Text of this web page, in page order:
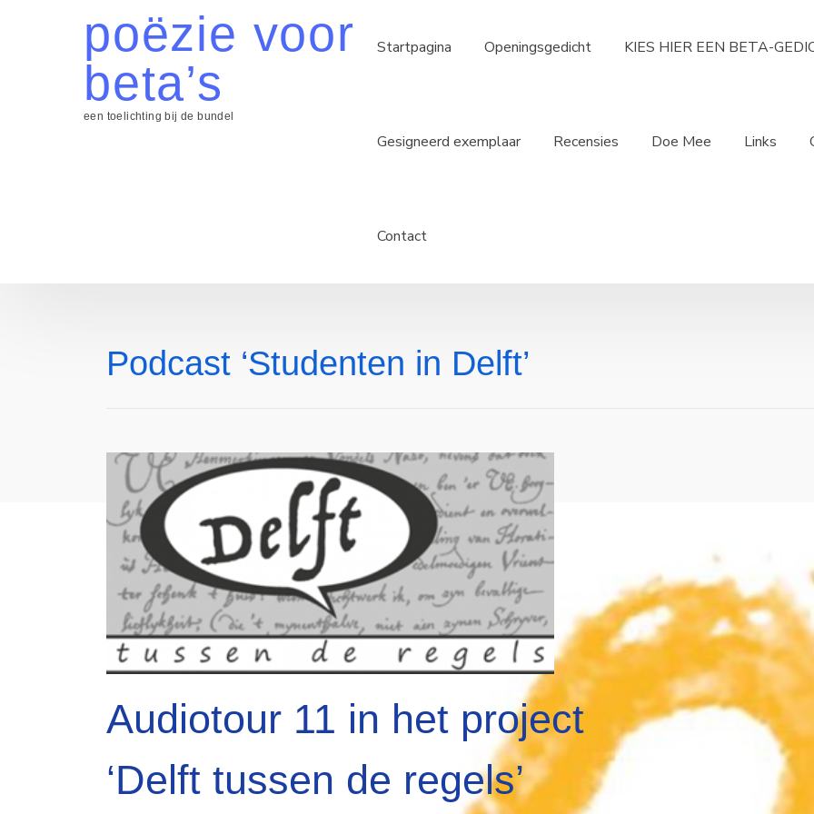
poëzie voor
beta’s
een toelichting bij de bundel
Startpagina Openingsgedicht KIES HIER EEN BETA-
Gesigneerd exemplaar Recensies Doe Mee Links
Contact
Podcast ‘Studenten in Delft’
Audiotour 11 in het project
‘Delft tussen de regels’